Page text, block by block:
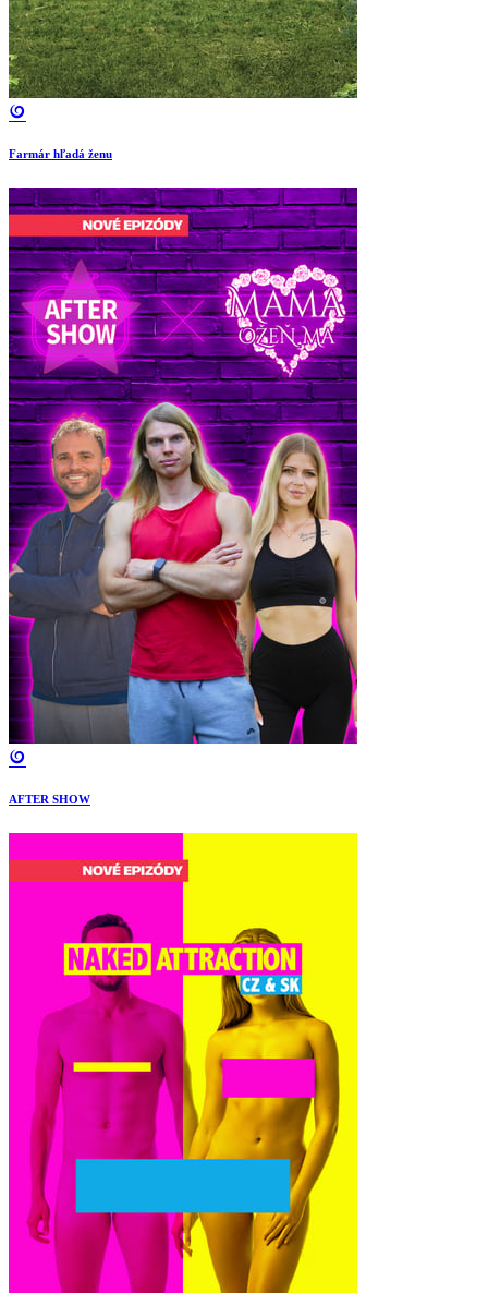
Farmár hľadá ženu
AFTER SHOW